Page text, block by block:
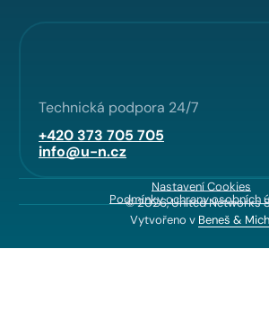
Technická podpora 24/7
+420 373 705 705
info@u-n.cz
Nastavení Cookies
Podmínky ochrany osobních
© 2026, United Networks
Vytvořeno v Beneš &